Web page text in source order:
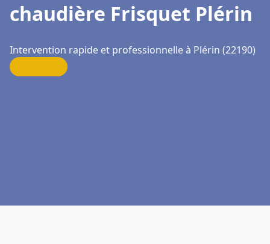
chaudière Frisquet Plérin
Intervention rapide et professionnelle à Plérin (22190)